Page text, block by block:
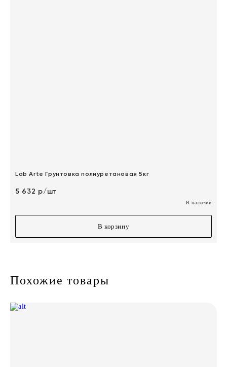
Lab Arte Грунтовка полиуретановая 5кг
5 632 р/шт
В наличии
В корзину
Похожие товары